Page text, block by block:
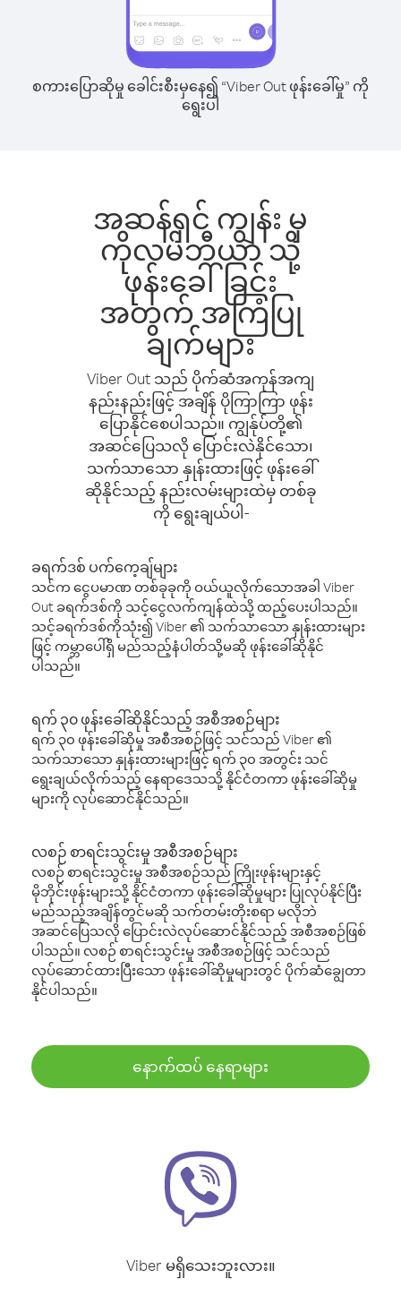
စကားပြောဆိုမှု ခေါင်းစီးမှနေ၍ “Viber Out ဖုန်းခေါ်မှု” ကို
ရွေးပါ
အဆန်ရှင် ကျွန်း မှ
ကိုလမ်ဘီယာ သို့
ဖုန်းခေါ်ခြင်း
အတွက် အကြံပြု
ချက်များ
Viber Out သည် ပိုက်ဆံအကုန်အကျ
နည်းနည်းဖြင့် အချိန် ပိုကြာကြာ ဖုန်း
ပြောနိုင်စေပါသည်။ ကျွန်ုပ်တို့၏
အဆင်ပြေသလို ပြောင်းလဲနိုင်သော၊
သက်သာသော နှုန်းထားဖြင့် ဖုန်းခေါ်
ဆိုနိုင်သည့် နည်းလမ်းများထဲမှ တစ်ခု
ကို ရွေးချယ်ပါ-
ခရက်ဒစ် ပက်ကေ့ချ်များ
သင်က ငွေပမာဏ တစ်ခုခုကို ဝယ်ယူလိုက်သောအခါ Viber
Out ခရက်ဒစ်ကို သင့်ငွေလက်ကျန်ထဲသို့ ထည့်ပေးပါသည်။
သင့်ခရက်ဒစ်ကိုသုံး၍ Viber ၏ သက်သာသော နှုန်းထားများ
ဖြင့် ကမ္ဘာပေါ်ရှိ မည်သည့်နံပါတ်သို့မဆို ဖုန်းခေါ်ဆိုနိုင်
ပါသည်။
ရက် ၃၀ ဖုန်းခေါ်ဆိုနိုင်သည့် အစီအစဉ်များ
ရက် ၃၀ ဖုန်းခေါ်ဆိုမှု အစီအစဉ်ဖြင့် သင်သည် Viber ၏
သက်သာသော နှုန်းထားများဖြင့် ရက် ၃၀ အတွင်း သင်
ရွေးချယ်လိုက်သည့် နေရာဒေသသို့ နိုင်ငံတကာ ဖုန်းခေါ်ဆိုမှု
များကို လုပ်ဆောင်နိုင်သည်။
လစဉ် စာရင်းသွင်းမှု အစီအစဉ်များ
လစဉ် စာရင်းသွင်းမှု အစီအစဉ်သည် ကြိုးဖုန်းများနှင့်
မိုဘိုင်းဖုန်းများသို့ နိုင်ငံတကာ ဖုန်းခေါ်ဆိုမှုများ ပြုလုပ်နိုင်ပြီး
မည်သည့်အချိန်တွင်မဆို သက်တမ်းတိုးစရာ မလိုဘဲ
အဆင်ပြေသလို ပြောင်းလဲလုပ်ဆောင်နိုင်သည့် အစီအစဉ်ဖြစ်
ပါသည်။ လစဉ် စာရင်းသွင်းမှု အစီအစဉ်ဖြင့် သင်သည်
လုပ်ဆောင်ထားပြီးသော ဖုန်းခေါ်ဆိုမှုများတွင် ပိုက်ဆံချွေတာ
နိုင်ပါသည်။
နောက်ထပ် နေရာများ
Viber မရှိသေးဘူးလား။